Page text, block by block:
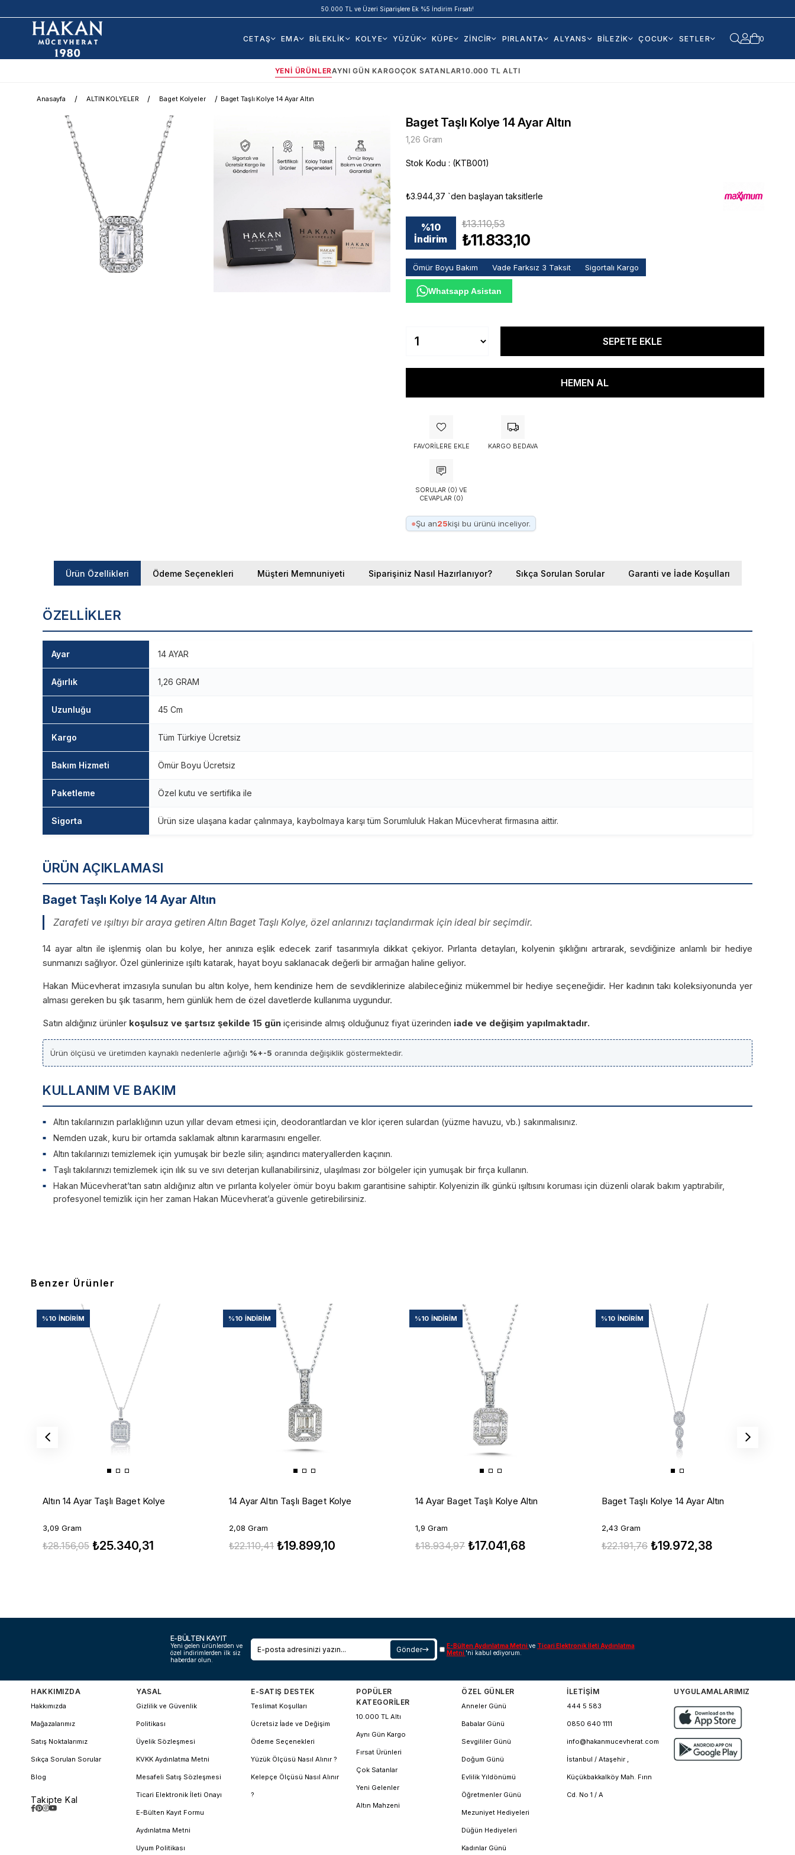
50.000 TL ve Üzeri Siparişlere Ek %5 İndirim Fırsatı!
CETAŞ EMA BİLEKLİK KOLYE YÜZÜK KÜPE ZİNCİR PIRLANTA ALYANS BİLEZİK ÇOCUK SETLER 0
YENI ÜRÜNLERAYNI GÜN KARGOÇOK SATANLAR10.000 TL ALTI
Anasayfa ALTIN KOLYELER Baget Kolyeler Baget Taşlı Kolye 14 Ayar Altın
Baget Taşlı Kolye 14 Ayar Altın
1,26 Gram
Stok Kodu (KTB001)
₺3.944,37 `den başlayan taksitlerle
%10
İndirim
₺13.110,53
₺11.833,10
Ömür Boyu Bakım Vade Farksız 3 Taksit Sigortalı Kargo
Whatsapp Asistan
FAVORILERE EKLE KARGO BEDAVA
SORULAR (0) VE
CEVAPLAR (0)
●Şu an25kişi bu ürünü inceliyor.
Ürün Özellikleri Ödeme Seçenekleri Müşteri Memnuniyeti Siparişiniz Nasıl Hazırlanıyor? Sıkça Sorulan Sorular Garanti ve İade Koşulları
ÜRÜN AÇIKLAMASI
Baget Taşlı Kolye 14 Ayar Altın
Zarafeti ve ışıltıyı bir araya getiren Altın Baget Taşlı Kolye, özel anlarınızı taçlandırmak için ideal bir seçimdir.
14 ayar altın ile işlenmiş olan bu kolye, her anınıza eşlik edecek zarif tasarımıyla dikkat çekiyor. Pırlanta detayları, kolyenin şıklığını artırarak, sevdiğinize anlamlı bir hediye
sunmanızı sağlıyor. Özel günlerinize ışıltı katarak, hayat boyu saklanacak değerli bir armağan haline geliyor.
Hakan Mücevherat imzasıyla sunulan bu altın kolye, hem kendinize hem de sevdiklerinize alabileceğiniz mükemmel bir hediye seçeneğidir. Her kadının takı koleksiyonunda yer
alması gereken bu şık tasarım, hem günlük hem de özel davetlerde kullanıma uygundur.
Satın aldığınız ürünler koşulsuz ve şartsız şekilde 15 gün içerisinde almış olduğunuz fiyat üzerinden iade ve değişim yapılmaktadır.
Ürün ölçüsü ve üretimden kaynaklı nedenlerle ağırlığı %+-5 oranında değişiklik göstermektedir.
ÖZELLIKLER
Ayar 14 AYAR
Ağırlık 1,26 GRAM
Uzunluğu 45 Cm
Kargo Tüm Türkiye Ücretsiz
Bakım Hizmeti Ömür Boyu Ücretsiz
Paketleme Özel kutu ve sertifika ile
Sigorta Ürün size ulaşana kadar çalınmaya, kaybolmaya karşı tüm Sorumluluk Hakan Mücevherat firmasına aittir.
KULLANIM VE BAKIM
Altın takılarınızın parlaklığının uzun yıllar devam etmesi için, deodorantlardan ve klor içeren sulardan (yüzme havuzu, vb.) sakınmalısınız.
Nemden uzak, kuru bir ortamda saklamak altının kararmasını engeller.
Altın takılarınızı temizlemek için yumuşak bir bezle silin; aşındırıcı materyallerden kaçının.
Taşlı takılarınızı temizlemek için ılık su ve sıvı deterjan kullanabilirsiniz, ulaşılması zor bölgeler için yumuşak bir fırça kullanın.
Hakan Mücevherat’tan satın aldığınız altın ve pırlanta kolyeler ömür boyu bakım garantisine sahiptir. Kolyenizin ilk günkü ışıltısını koruması için düzenli olarak bakım yaptırabilir,
profesyonel temizlik için her zaman Hakan Mücevherat’a güvenle getirebilirsiniz.
Benzer Ürünler
Altın 14 Ayar Taşlı Baget Kolye
3,09 Gram
₺25.340,31
₺28.156,05
%10 İNDIRIM
14 Ayar Altın Taşlı Baget Kolye
2,08 Gram
₺19.899,10
₺22.110,41
%10 İNDIRIM
14 Ayar Baget Taşlı Kolye Altın
1,9 Gram
₺17.041,68
₺18.934,97
%10 İNDIRIM
Baget Taşlı Kolye 14 Ayar Altın
2,43 Gram
₺19.972,38
₺22.191,76
%10 İNDIRIM
E-BÜLTEN KAYIT
Yeni gelen ürünlerden ve
özel indirimlerden ilk siz
haberdar olun.
Gönder E-Bülten Aydınlatma Metnive Ticari Elektronik İleti Aydınlatma
Metni 'ni kabul ediyorum.
HAKKIMIZDA
Hakkımızda
Mağazalarımız
Satış Noktalarımız
Sıkça Sorulan Sorular
Blog
Takipte Kal
YASAL
Gizlilik ve Güvenlik
Politikası
Üyelik Sözleşmesi
KVKK Aydınlatma Metni
Mesafeli Satış Sözleşmesi
Ticari Elektronik İleti Onayı
E-Bülten Kayıt Formu
Aydınlatma Metni
Uyum Politikası
E-SATIŞ DESTEK
Teslimat Koşulları
Ücretsiz İade ve Değişim
Ödeme Seçenekleri
Yüzük Ölçüsü Nasıl Alınır ?
Kelepçe Ölçüsü Nasıl Alınır
?
POPÜLER
KATEGORİLER
10.000 TL Altı
Aynı Gün Kargo
Fırsat Ürünleri
Çok Satanlar
Yeni Gelenler
Altın Mahzeni
ÖZEL GÜNLER
Anneler Günü
Babalar Günü
Sevgililer Günü
Doğum Günü
Evlilik Yıldönümü
Öğretmenler Günü
Mezuniyet Hediyeleri
Düğün Hediyeleri
Kadınlar Günü
İLETİŞİM
444 5 583
0850 640 1111
info@hakanmucevherat.com
İstanbul / Ataşehir ,
Küçükbakkalköy Mah. Fırın
Cd. No 1 / A
UYGULAMALARIMIZ